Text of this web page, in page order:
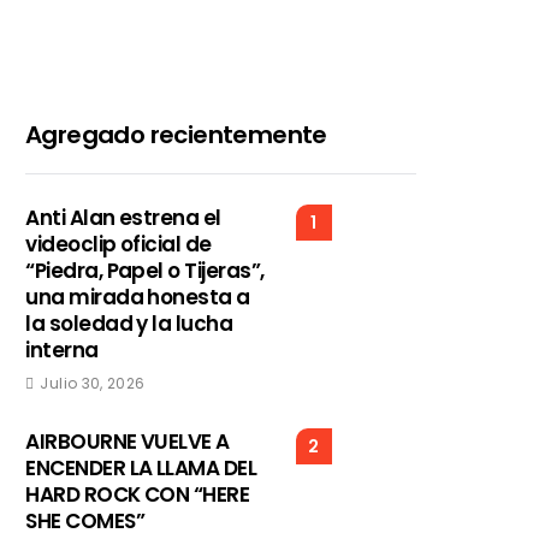
Agregado recientemente
1
Anti Alan estrena el
videoclip oficial de
“Piedra, Papel o Tijeras”,
una mirada honesta a
la soledad y la lucha
interna
Julio 30, 2026
2
AIRBOURNE VUELVE A
ENCENDER LA LLAMA DEL
HARD ROCK CON “HERE
SHE COMES”